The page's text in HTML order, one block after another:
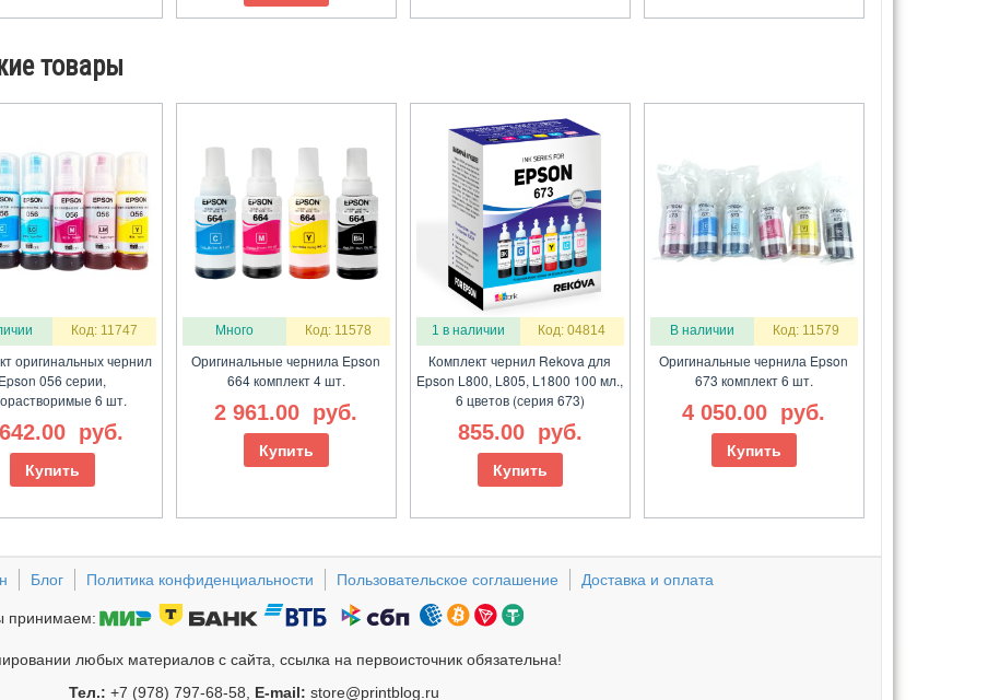
товары
Код: 11747
оригинальных чернил
Epson 056 серии,
6 шт.
руб.
Купить
Много Код: 11578
Оригинальные чернила Epson
664 комплект 4 шт.
2 961.00 руб.
Купить
1 в наличии Код: 04814
Комплект чернил Rekova для
Epson L800, L805, L1800 100 мл.,
6 цветов (серия 673)
855.00 руб.
Купить
В наличии Код: 11579
Оригинальные чернила Epson
673 комплект 6 шт.
4 050.00 руб.
Купить
Блог Политика конфиденциальности Пользовательское соглашение Доставка и оплата
принимаем:
любых материалов с сайта, ссылка на первоисточник обязательна!
Тел.: +7 (978) 797-68-58, E-mail: store@printblog.ru